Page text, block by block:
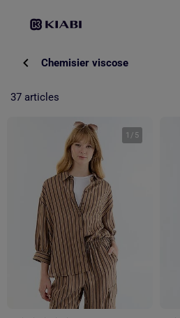
Chemisier viscose
37 articles
1 / 5